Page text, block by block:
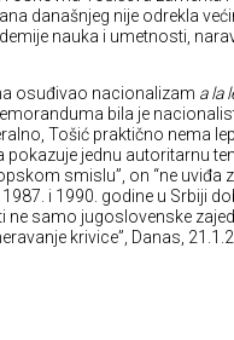
današnjeg nije odrekla
nauka i umetnosti,
osuđivao nacionalizam a la
bila je
Tošić praktično nema
jednu autoritarnu
smislu”, on “ne uviđa
i 1990. godine u Srbiji
ne samo jugoslovenske
krivice”, Danas,